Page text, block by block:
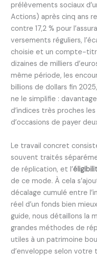
prélèvements sociaux
Actions) après cinq ans
contre 17,2 % pour
versements réguliers,
choisie et un compte-
dizaines de milliers
même période, les
billions de dollars fin
ne le simplifie :
d’indices très proches
d’occasions de payer
Le travail concret
souvent traités
de réplication, et l’
de ce mode. À cela
décalage cumulé entre
réel d’un fonds bien
guide, nous détaillons la
grandes méthodes de
utiles à un patrimoine
d’enveloppe selon